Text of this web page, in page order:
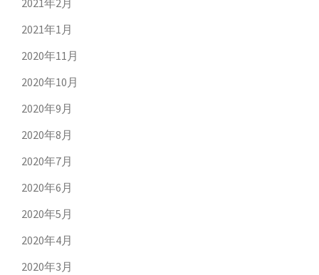
2021年2月
2021年1月
2020年11月
2020年10月
2020年9月
2020年8月
2020年7月
2020年6月
2020年5月
2020年4月
2020年3月